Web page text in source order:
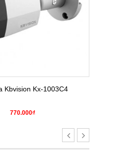
Kbvision Kx-1003C4
770.000₫